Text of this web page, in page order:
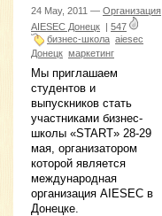
24 May, 2011 — Организация
AIESEC Донецк | 547
бизнес-школа aiesec
Донецк маркетинг
Мы приглашаем
студентов и
выпускников стать
участниками бизнес-
школы «START» 28-29
мая, организатором
которой является
международная
организация AIESEC в
Донецке.